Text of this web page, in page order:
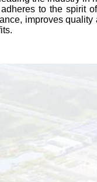
to the spirit
improves